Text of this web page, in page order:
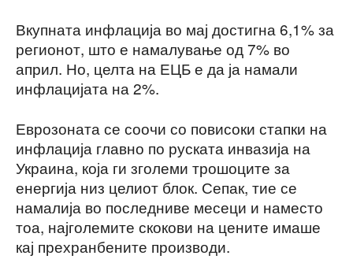
Вкупната инфлација во мај достигна 6,1% за
регионот, што е намалување од 7% во
април. Но, целта на ЕЦБ е да ја намали
инфлацијата на 2%.
Еврозоната се соочи со повисоки стапки на
инфлација главно по руската инвазија на
Украина, која ги зголеми трошоците за
енергија низ целиот блок. Сепак, тие се
намалија во последниве месеци и наместо
тоа, најголемите скокови на цените имаше
кај прехранбените производи.